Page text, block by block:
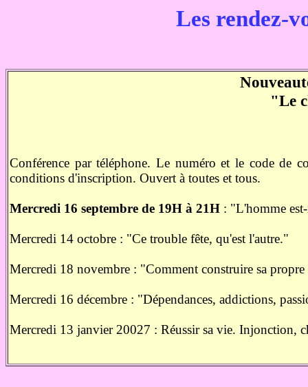
Les rendez-
"Le
Conférence par téléphone. Le numéro et le code de
conditions d'inscription. Ouvert à toutes et tous.
Mercredi 16 septembre de 19H à 21H : "L'homme
Mercredi 14 octobre : "Ce trouble fête, qu'est l'autre."
Mercredi 18 novembre : "Comment construire sa propre
Mercredi 16 décembre : "Dépendances, addictions,
Mercredi 13 janvier 20027 : Réussir sa vie. Injonction,